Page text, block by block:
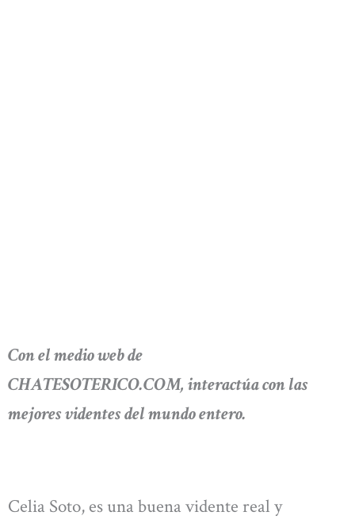
Con el medio web de
CHATESOTERICO.COM, interactúa con las
mejores videntes del mundo entero.
Celia Soto, es una buena vidente real y